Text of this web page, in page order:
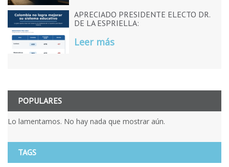
APRECIADO PRESIDENTE ELECTO DR.
DE LA ESPRIELLA:
Leer más
POPULARES
Lo lamentamos. No hay nada que mostrar aún.
TAGS